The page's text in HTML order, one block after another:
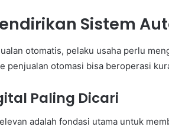
Sistem
otomatis, pelaku usaha perlu
penjualan otomasi bisa beroperasi
Paling Dicari
adalah fondasi utama untuk